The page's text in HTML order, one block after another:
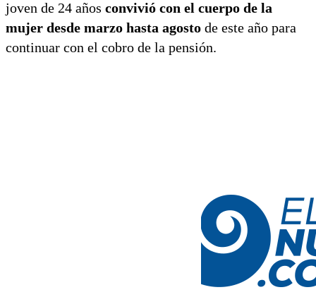
joven de 24 años convivió con el cuerpo de la
mujer desde marzo hasta agosto de este año para
continuar con el cobro de la pensión.